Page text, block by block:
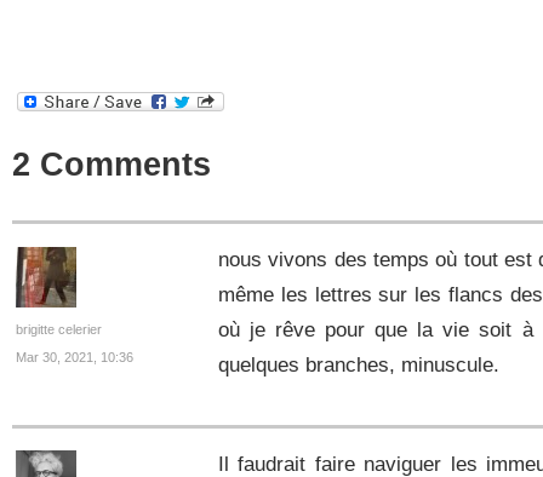
2 Comments
brigitte celerier
Mar 30, 2021, 10:36
nous vivons des temps où tout est
même les lettres sur les flancs
où je rêve pour que la vie soit à
quelques branches, minuscule.
Il faudrait faire naviguer les